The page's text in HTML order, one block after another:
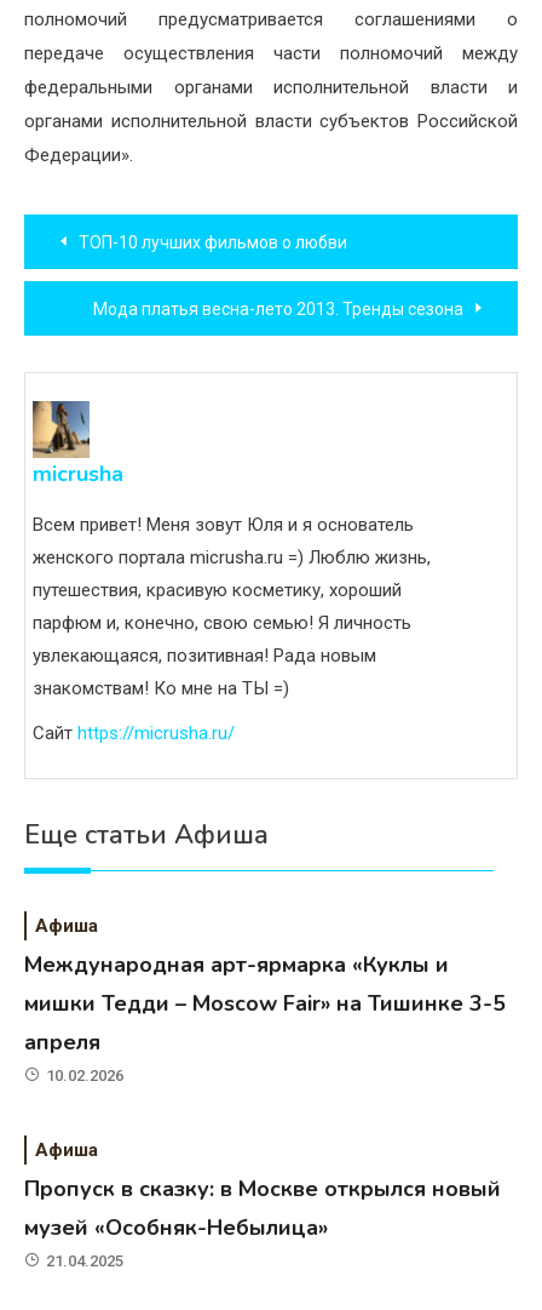
полномочий предусматривается соглашениями о
передаче осуществления части полномочий между
федеральными органами исполнительной власти и
органами исполнительной власти субъектов Российской
Федерации».
Навигация
по
записям
ТОП-10 лучших фильмов о любви
Мода платья весна-лето 2013. Тренды сезона
micrusha
Всем привет! Меня зовут Юля и я основатель
женского портала micrusha.ru =) Люблю жизнь,
путешествия, красивую косметику, хороший
парфюм и, конечно, свою семью! Я личность
увлекающаяся, позитивная! Рада новым
знакомствам! Ко мне на ТЫ =)
Сайт https://micrusha.ru/
Еще статьи Афиша
Афиша
Международная арт-ярмарка «Куклы и
мишки Тедди – Moscow Fair» на Тишинке 3-5
апреля
10.02.2026
Афиша
Пропуск в сказку: в Москве открылся новый
музей «Особняк-Небылица»
21.04.2025